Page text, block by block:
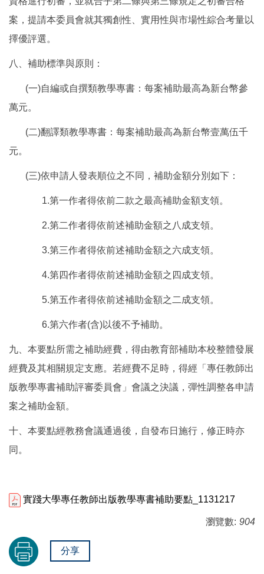
案，提請本委員會就其獨創性、實用性與市場性綜合考量以
擇優評選。
八、補助標準與原則：
(一)自編或自撰類教學專書：每案補助最高為新台幣參
萬元。
(二)翻譯類教學專書：每案補助最高為新台幣壹萬伍千
元。
(三)依申請人發表順位之不同，補助金額分別如下：
1.第一作者得依前二款之最高補助金額支領。
2.第二作者得依前述補助金額之八成支領。
3.第三作者得依前述補助金額之六成支領。
4.第四作者得依前述補助金額之四成支領。
5.第五作者得依前述補助金額之二成支領。
6.第六作者(含)以後不予補助。
九、本要點所需之補助經費，得由教育部補助本校整體發展
經費及其相關規定支應。若經費不足時，得經「專任教師出
版教學專書補助評審委員會」會議之決議，彈性調整各申請
案之補助金額。
十、本要點經教務會議通過後，自發布日施行，修正時亦
同。
實踐大學專任教師出版教學專書補助要點_1131217
瀏覽數: 904
分享